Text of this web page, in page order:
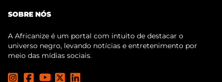
SOBRE NÓS
A Africanize é um portal com intuito de destacar o
universo negro, levando notícias e entretenimento por
meio das mídias sociais.